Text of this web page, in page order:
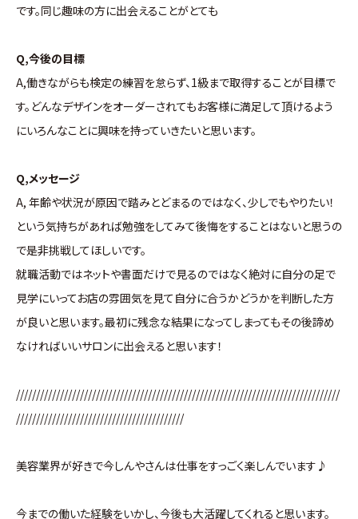
です。同じ趣味の方に出会えることがとても
Q,今後の目標
A,働きながらも検定の練習を怠らず、1級まで取得することが目標で
す。どんなデザインをオーダーされてもお客様に満足して頂けるよう
にいろんなことに興味を持っていきたいと思います。
Q,メッセージ
A, 年齢や状況が原因で踏みとどまるのではなく、少しでもやりたい！
という気持ちがあれば勉強をしてみて後悔をすることはないと思うの
で是非挑戦してほしいです。
就職活動ではネットや書面だけで見るのではなく絶対に自分の足で
見学にいってお店の雰囲気を見て自分に合うかどうかを判断した方
が良いと思います。最初に残念な結果になってしまってもその後諦め
なければいいサロンに出会えると思います！
/////////////////////////////////////////////////////////////////////////////////
//////////////////////////////////////////
美容業界が好きで今しんやさんは仕事をすっごく楽しんでいます♪
今までの働いた経験をいかし、今後も大活躍してくれると思います。